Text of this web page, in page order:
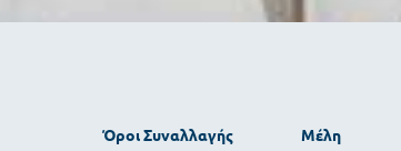
Όροι Συναλλαγής Μέλη